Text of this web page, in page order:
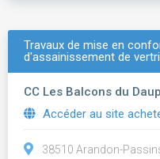
Travaux de mise en
d'assainissement de
CC Les Balcons du
Accéder au site
38510 Arandon-